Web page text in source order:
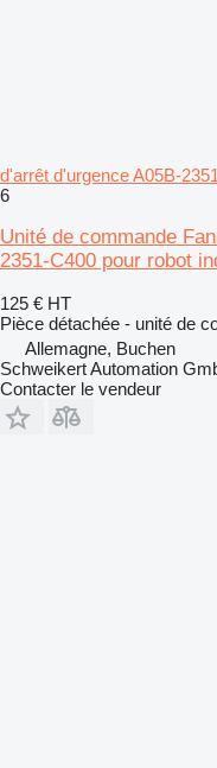
d'arrêt d'urgence A05B-
6
Unité de commande
2351-C400 pour robot
125 € HT
Pièce détachée - unité de
Allemagne, Buchen
Schweikert Automation
Contacter le vendeur